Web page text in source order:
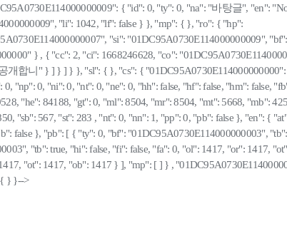
{ "id": 0, "ty": 0, "na": "바탕글", "en":
"li": 1042, "lf": false } }, "mp": { }, "ro": { "hp":
"si": "01DC95A0730E114000000009",
} , { "cc": 2, "ci": 1668246628, "co":
합니" } ] } ] } }, "sl": { }, "cs": { "01DC95A0730E114000000000":
"np": 0, "ni": 0, "nt": 0, "ne": 0, "hh": false, "hf": false, "hm": false,
"he": 84188, "gt": 0, "ml": 8504, "mr": 8504, "mt": 5668, "mb":
"sb": 567, "st": 283 , "nt": 0, "nn": 1, "pp": 0, "pb": false }, "en": {
false }, "pb": [ { "ty": 0, "bf": "01DC95A0730E114000000003",
"tb": true, "hi": false, "fi": false, "fa": 0, "ol": 1417, "or": 1417,
"ot": 1417, "ob": 1417 } ], "mp": [ ] } ,
{ } }-->